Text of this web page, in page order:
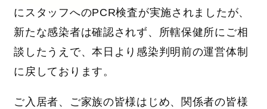
にスタッフへのPCR検査が実施されましたが、
新たな感染者は確認されず、所轄保健所にご相
談したうえで、本日より感染判明前の運営体制
に戻しております。
ご入居者、ご家族の皆様はじめ、関係者の皆様